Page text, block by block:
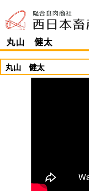
丸山 健太
丸山 健太